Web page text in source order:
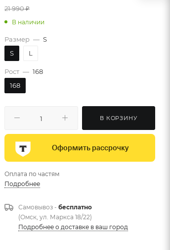
21 990₽
В наличии
Размер — S
S
L
Рост — 168
168
В КОРЗИНУ
Оформить рассрочку
Оплата по частям
Подробнее
Самовывоз - бесплатно
(Омск, ул. Маркса 18/22)
Подробнее о доставке в ваш город